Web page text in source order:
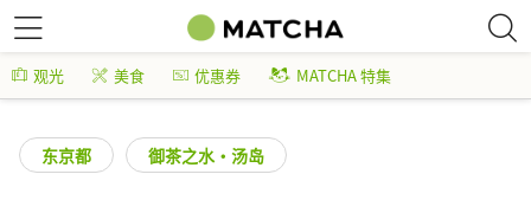
观光 美食 优惠券 MATCHA 特集
东京都 御茶之水・汤岛